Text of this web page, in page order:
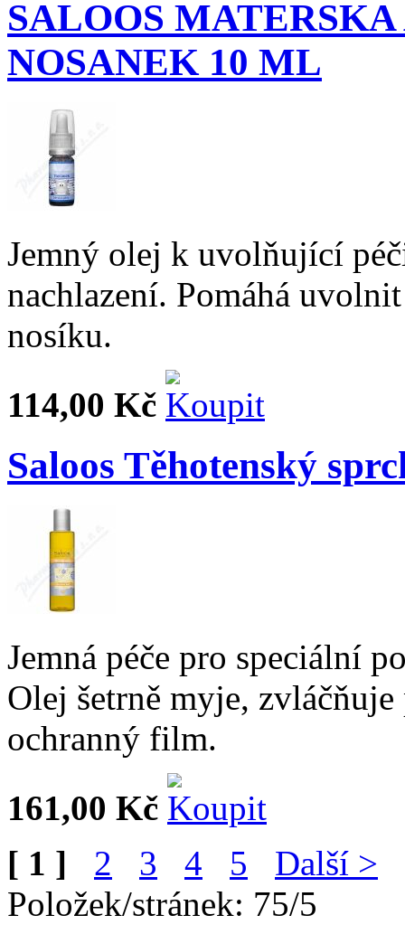
SALOOS
NOSANEK 10 ML
Jemný olej k uvolňující
nachlazení. Pomáhá
nosíku.
114,00 Kč
Saloos Těhotenský
Jemná péče pro speciální
Olej šetrně myje,
ochranný film.
161,00 Kč
[ 1 ]
2 3 4 5
Další >
Položek/stránek: 75/5